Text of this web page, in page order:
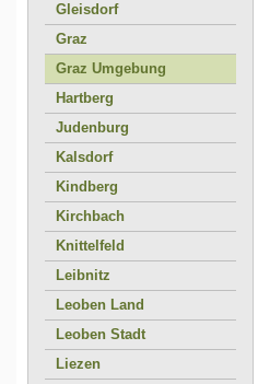
Gleisdorf
Graz
Graz Umgebung
Hartberg
Judenburg
Kalsdorf
Kindberg
Kirchbach
Knittelfeld
Leibnitz
Leoben Land
Leoben Stadt
Liezen